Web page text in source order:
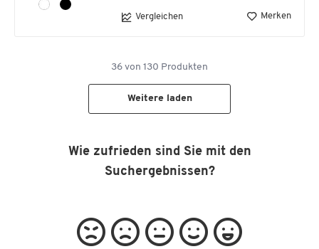
Vergleichen Merken
36 von 130 Produkten
Weitere laden
Wie zufrieden sind Sie mit den
Suchergebnissen?